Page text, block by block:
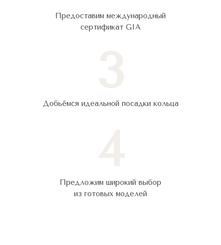
Предоставим международный
сертификат GIA
Добьёмся идеальной посадки кольца
Предложим широкий выбор
из готовых моделей